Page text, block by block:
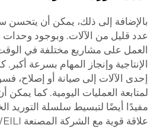
بالإضافة إلى ذلك، يمكن أن يتحسن
عدد قليل من الآلات. وبوجود
العمل على مشاريع مختلفة في
الإنتاجية وإنجاز المهام بسرعة
إحدى الآلات إلى صيانة أو إصلاح،
لمتابعة العمليات اليومية. كما يمكن
مفيدًا أيضًا لتبسيط سلسلة التوريد
علاقة قوية مع الشركة المصنعة WEILI.